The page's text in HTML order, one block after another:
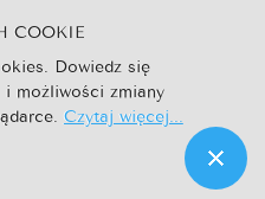
Go
COOKIE
Dowiedz się
możliwości zmiany
Czytaj więcej...